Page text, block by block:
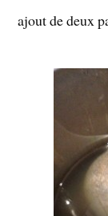
ajout de deux